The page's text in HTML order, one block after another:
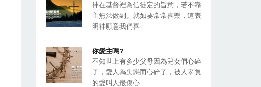
神在基督裡為信徒定的旨意，若不靠
主無法做到。就如要常常喜樂，這表
明神願意我們喜
你愛主嗎?
不知世上有多少父母因為兒女們心碎
了，愛人為失戀而心碎了，被人辜負
的愛叫人最傷心